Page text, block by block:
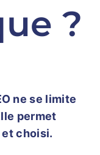
?
ne se limite
permet
et choisi.